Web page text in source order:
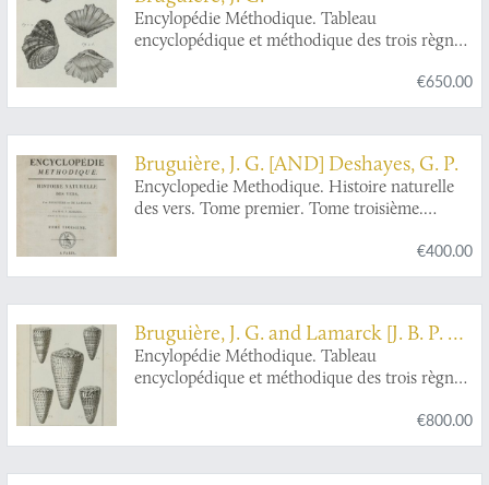
Encylopédie Méthodique. Tableau
encyclopédique et méthodique des trois règnes
les vers infusoires, les vers intestins, les vers
mollusques, &c.
€650.00
Bruguière, J. G. [AND] Deshayes, G. P.
Encyclopedie Methodique. Histoire naturelle
des vers. Tome premier. Tome troisième.
€400.00
Bruguière, J. G. and Lamarck [J. B. P. A.
de Monet de] and Candolle, [A. P.] de
Encylopédie Méthodique. Tableau
encyclopédique et méthodique des trois règnes
les vers infusoires, les vers intestins, les vers
mollusques, &c.
€800.00